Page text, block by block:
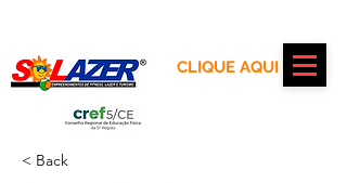
CLIQUE AQUI
< Back